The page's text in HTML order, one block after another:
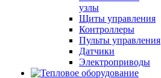
узлы
Щиты управления
Контроллеры
Пульты управления
Датчики
Электроприводы